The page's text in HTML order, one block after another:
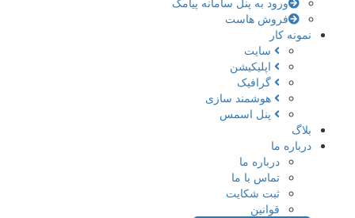
فروش هاست
نمونه کار
سایت
اپلیکیشن
گرافیک
هوشمند سازی
پنل اسمس
بلاگ
درباره ما
درباره ما
تماس با ما
ثبت شکایت
قوانین